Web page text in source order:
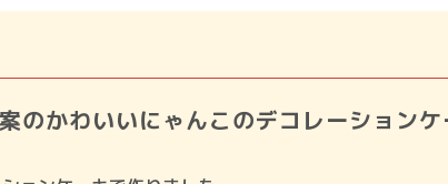
のかわいいにゃんこのデコレーションケ